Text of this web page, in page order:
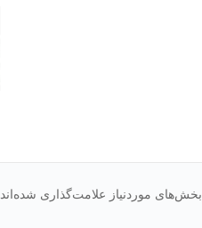
بخش‌های موردنیاز علامت‌گذاری شده‌اند